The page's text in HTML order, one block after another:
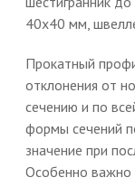
40x40 мм,
Прокатный
отклонения от
сечению и по
формы сечений
значение при
Особенно важно